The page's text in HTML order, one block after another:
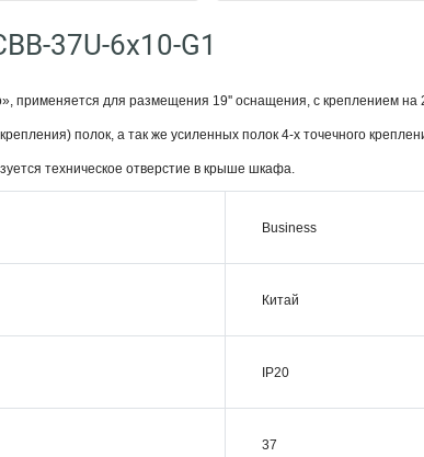
37U-6x10-G1
применяется для размещения 19'' оснащения, с креплением
полок, а так же усиленных полок 4-х точечного
техническое отверстие в крыше шкафа.
Business
Китай
IP20
37